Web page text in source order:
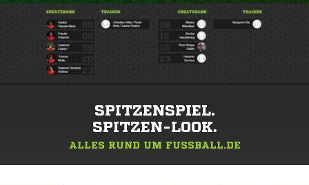
SPITZENSPIEL.
SPITZEN-LOOK.
ALLES RUND UM FUSSBALL.DE